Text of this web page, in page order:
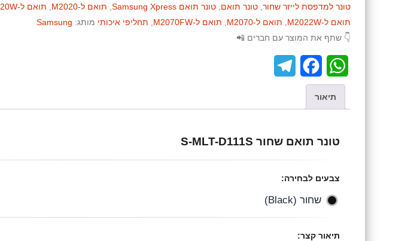
טונר למדפסת לייזר שחור טונר תואם טונר תואם Samsung Xpress תואם ל-M2020 תואם ל-M2020W
תואם ל-M2022W
תואם ל-M2070 תואם ל-M2070FW תחליפי איכותי מותג: Samsung
👇 שתף את המוצר עם חברים 📲
W
h
a
c
l
a
m
תיאור
טונר תואם שחור S-MLT-D111S
צבעים לבחירה:
שחור (Black)
תיאור קצר: